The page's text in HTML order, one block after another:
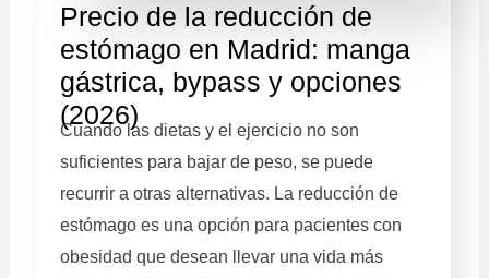
Precio de la reducción de
estómago en Madrid: manga
gástrica, bypass y opciones
(2026)
Cuando las dietas y el ejercicio no son
suficientes para bajar de peso, se puede
recurrir a otras alternativas. La reducción de
estómago es una opción para pacientes con
obesidad que desean llevar una vida más